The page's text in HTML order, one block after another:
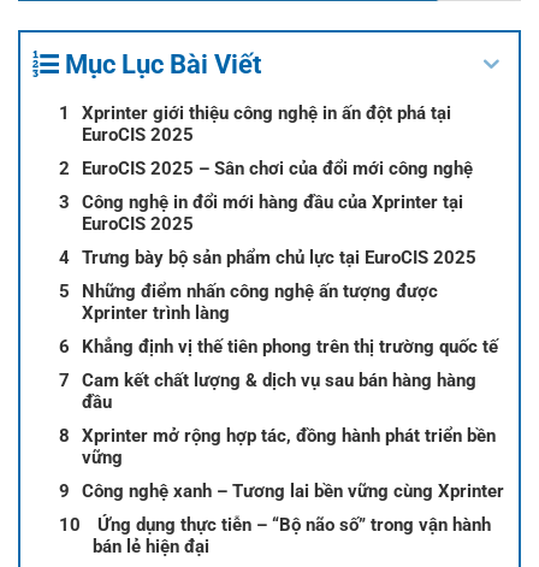
Mục Lục Bài Viết
Xprinter giới thiệu công nghệ in ấn đột phá tại
EuroCIS 2025
EuroCIS 2025 – Sân chơi của đổi mới công nghệ
Công nghệ in đổi mới hàng đầu của Xprinter tại
EuroCIS 2025
Trưng bày bộ sản phẩm chủ lực tại EuroCIS 2025
Những điểm nhấn công nghệ ấn tượng được
Xprinter trình làng
Khẳng định vị thế tiên phong trên thị trường quốc tế
Cam kết chất lượng & dịch vụ sau bán hàng hàng
đầu
Xprinter mở rộng hợp tác, đồng hành phát triển bền
vững
Công nghệ xanh – Tương lai bền vững cùng Xprinter
‍ Ứng dụng thực tiễn – “Bộ não số” trong vận hành
bán lẻ hiện đại